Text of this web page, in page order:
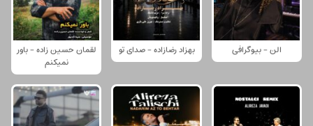
الن - بیوگرافی بهزاد رضازاده - صدای تو
لقمان حسین زاده - باور
نمیکنم